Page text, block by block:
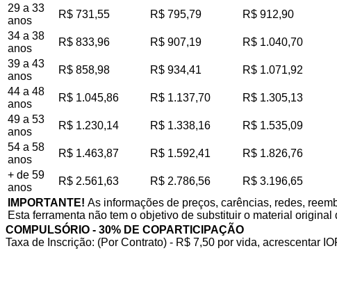
29 a 33
anos
R$ 731,55 R$ 795,79 R$ 912,90
34 a 38
anos
R$ 833,96 R$ 907,19 R$ 1.040,70
39 a 43
anos
R$ 858,98 R$ 934,41 R$ 1.071,92
44 a 48
anos
R$ 1.045,86 R$ 1.137,70 R$ 1.305,13
49 a 53
anos
R$ 1.230,14 R$ 1.338,16 R$ 1.535,09
54 a 58
anos
R$ 1.463,87 R$ 1.592,41 R$ 1.826,76
+ de 59
anos
R$ 2.561,63 R$ 2.786,56 R$ 3.196,65
IMPORTANTE! As informações de preços, carências, redes,
Esta ferramenta não tem o objetivo de substituir o material
COMPULSÓRIO - 30% DE COPARTICIPAÇÃO
Taxa de Inscrição: (Por Contrato) - R$ 7,50 por vida, acrescentar